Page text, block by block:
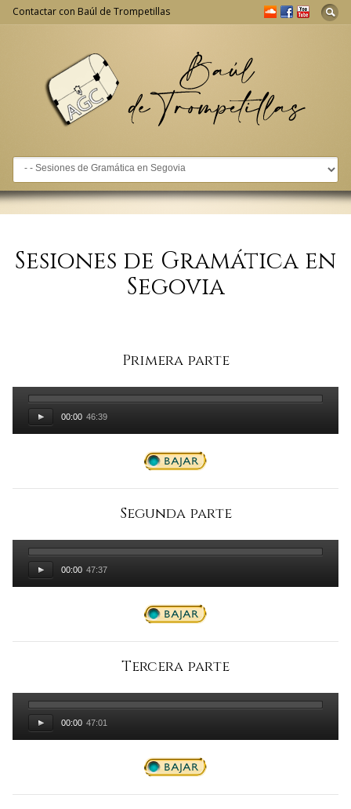
Go to:
Contactar con Baúl de Trompetillas
Sesiones de Gramática en
Segovia
Primera parte
00:00 46:39
Segunda parte
00:00 47:37
Tercera parte
00:00 47:01